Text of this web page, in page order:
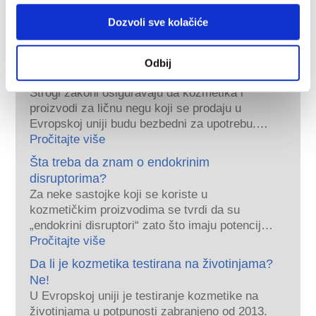
Dozvoli sve kolačiće
Odbij
kozmetike
Kako se kozmetika u Evropi održava
bezbednom?
Strogi zakoni osiguravaju da kozmetika i
proizvodi za ličnu negu koji se prodaju u
Evropskoj uniji budu bezbedni za upotrebu.
Kompanije, nacionalni i evropski regulatorni
organi dele odgovornost za bezbednost
kozmetičkih proizvoda.
Pročitajte više
Šta treba da znam o endokrinim
disruptorima?
Za neke sastojke koji se koriste u
kozmetičkim proizvodima se tvrdi da su
„endokrini disruptori“ zato što imaju potencijal
da oponašaju neka svojstva naših hormona.
Samo zato što nešto ima potencijal da
oponaša hormon ne znači da će poremetiti
naš endokrini sistem. Mnoge supstance,
uključujući prirodne, oponašaju hormone, ali
Pročitajte više
Da li je kozmetika testirana na životinjama?
Ne!
U Evropskoj uniji je testiranje kozmetike na
životinjama u potpunosti zabranjeno od 2013.